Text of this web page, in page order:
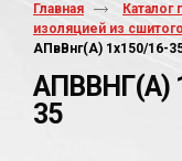
Главная Каталог
изоляцией из
АПвВнг(A) 1х150/16-
АПВВНГ(A)
35